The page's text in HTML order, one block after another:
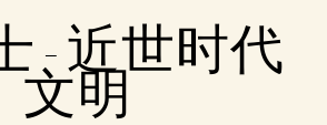
- 近世时代
文明